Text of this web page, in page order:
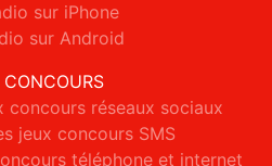
sur iPhone
sur Android
concours réseaux sociaux
jeux concours SMS
téléphone et internet